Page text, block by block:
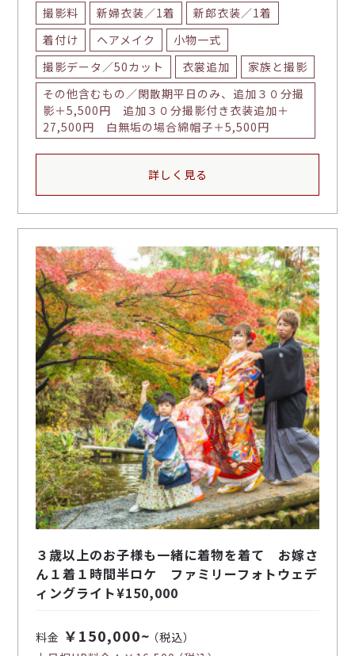
撮影料 新婦衣装／1着
新郎衣装／1着
着付け
ヘアメイク
小物一式
撮影データ／50カット
衣裳追加
家族と撮影
その他含むもの／閑散期平日のみ、追加３０分撮
影＋5,500円 追加３０分撮影付き衣装追加＋
27,500円 白無垢の場合綿帽子＋5,500円
詳しく見る
３歳以上のお子様も一緒に着物を着て お嫁さ
ん１着１時間半ロケ ファミリーフォトウェデ
ィングライト¥150,000
料金 ￥150,000~（税込）